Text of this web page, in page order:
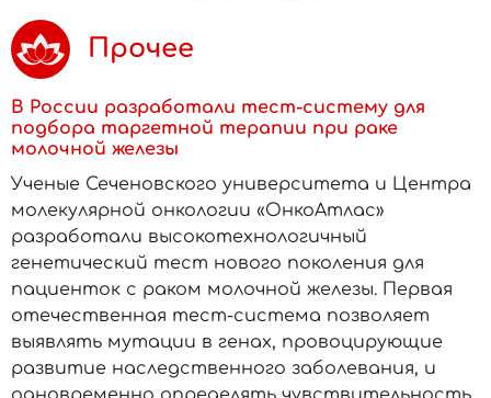
Прочее
В России разработали тест-систему для
подбора таргетной терапии при раке
молочной железы
Ученые Сеченовского университета и Центра
молекулярной онкологии «ОнкоАтлас»
разработали высокотехнологичный
генетический тест нового поколения для
пациенток с раком молочной железы. Первая
отечественная тест-система позволяет
выявлять мутации в генах, провоцирующие
развитие наследственного заболевания, и